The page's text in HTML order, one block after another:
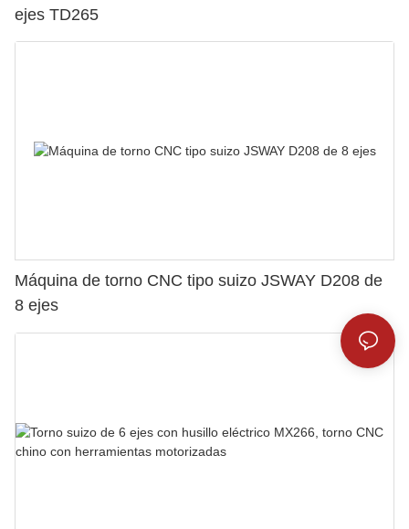
ejes TD265
Máquina de torno CNC tipo suizo JSWAY D208 de
8 ejes